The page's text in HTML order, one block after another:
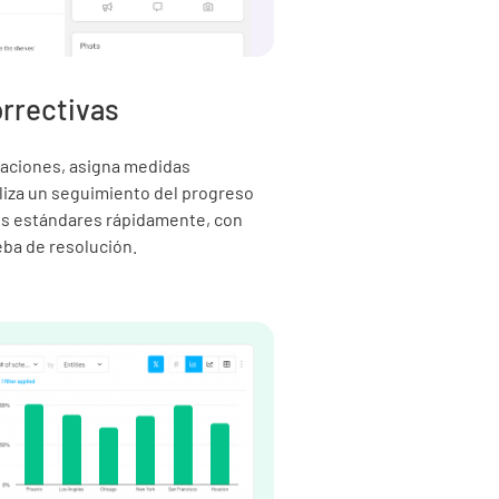
asigna medidas
un seguimiento del progreso
estándares rápidamente, con
de resolución.